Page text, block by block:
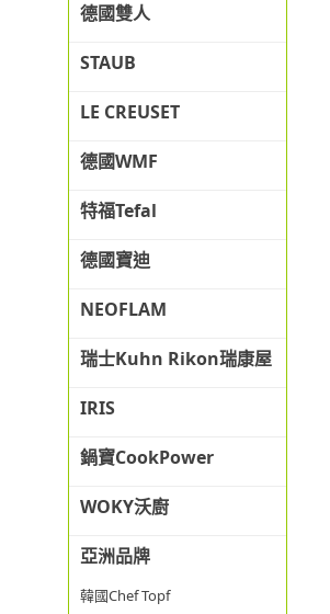
德國雙人
STAUB
LE CREUSET
德國WMF
特福Tefal
德國寶迪
NEOFLAM
瑞士Kuhn Rikon瑞康屋
IRIS
鍋寶CookPower
WOKY沃廚
亞洲品牌
韓國Chef Topf